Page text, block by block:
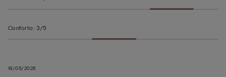
19/05/2026
Conforto: 3/5